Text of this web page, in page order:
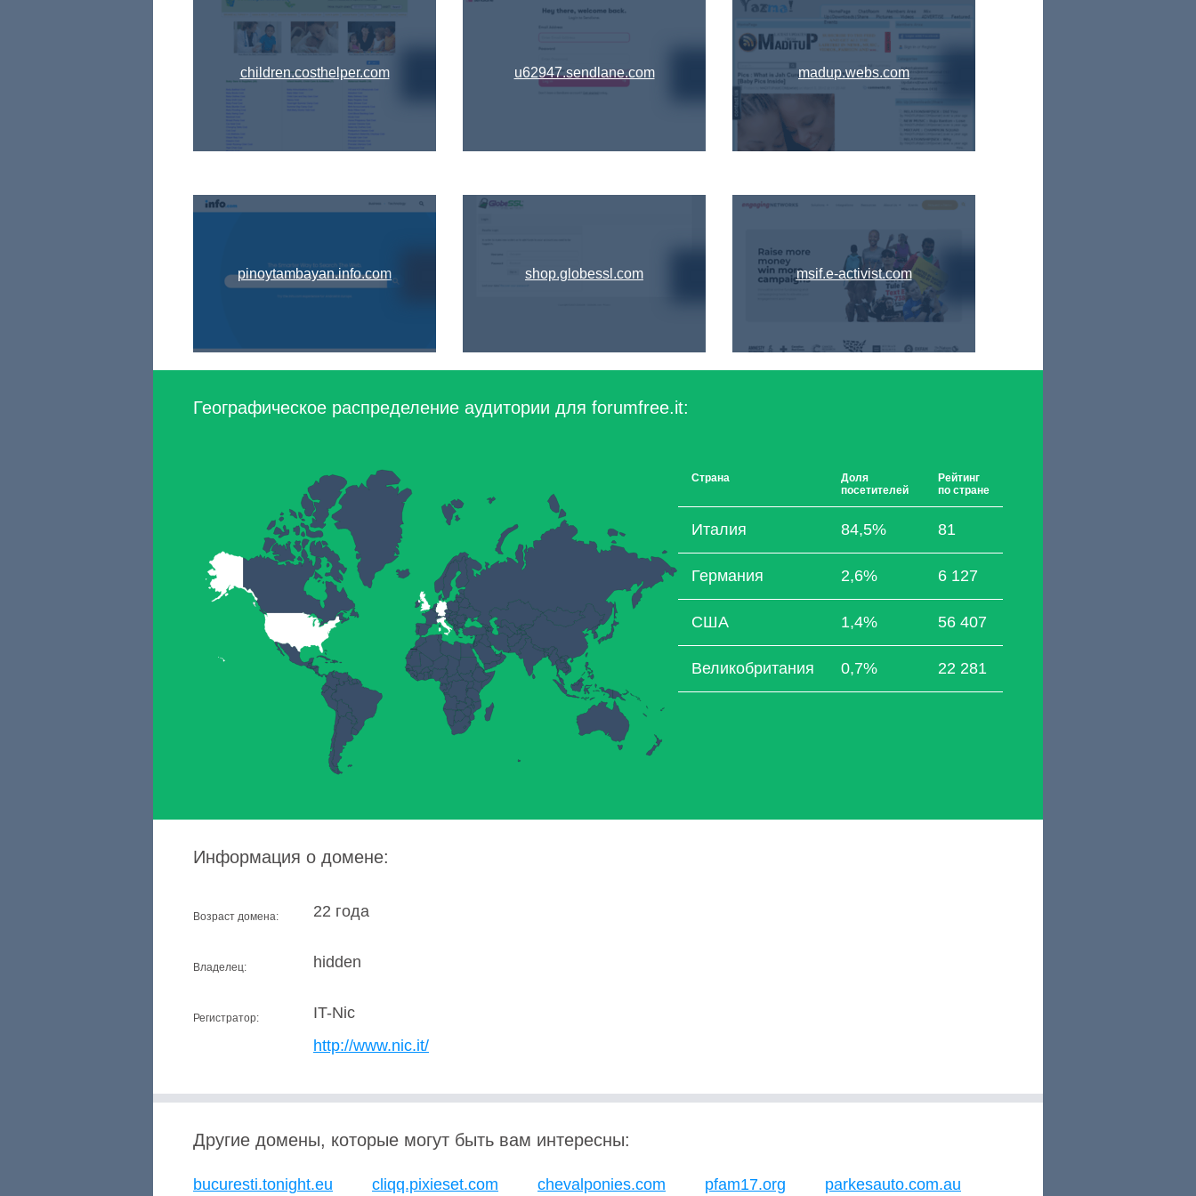
children.costhelper.com
pinoytambayan.info.com
u62947.sendlane.com
shop.globessl.com
madup.webs.com
msif.e-activist.com
Географическое распределение аудитории для forumfree.it:
Страна
Доля
посетителей
Рейтинг
по стране
Италия 84,5% 81
Германия 2,6% 6 127
США 1,4% 56 407
Великобритания 0,7% 22 281
Информация о домене:
Возраст домена: 22 года
Владелец: hidden
Регистратор:
IT-Nic
http://www.nic.it/
Другие домены, которые могут быть вам интересны:
bucuresti.tonight.eu cliqq.pixieset.com chevalponies.com pfam17.org parkesauto.com.au